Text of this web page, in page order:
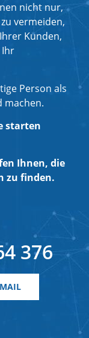
nicht nur,
vermeiden,
Kunden,
Person als
machen.
starten
Ihnen, die
zu finden.
376